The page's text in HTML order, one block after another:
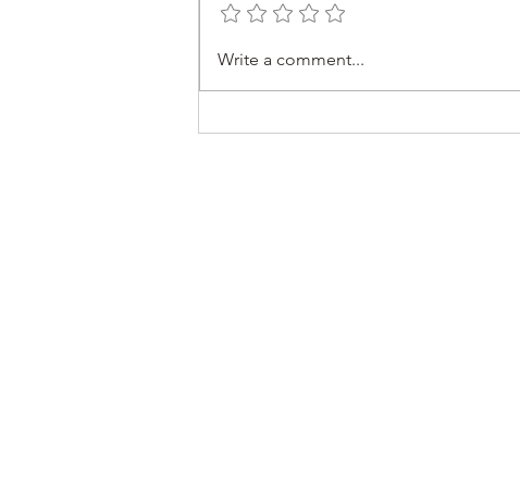
ミニスイカ！？ キュ
Write a comment...